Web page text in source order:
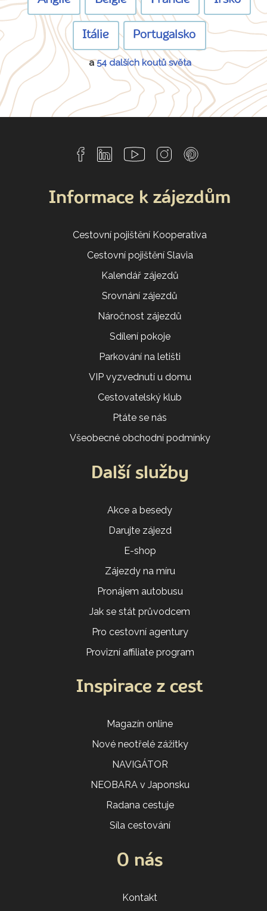
Itálie Portugalsko
a54 dalších koutů světa
Informace k zájezdům
Cestovní pojištění Kooperativa
Cestovní pojištění Slavia
Kalendář zájezdů
Srovnání zájezdů
Náročnost zájezdů
Sdílení pokoje
Parkování na letišti
VIP vyzvednutí u domu
Cestovatelský klub
Ptáte se nás
Všeobecné obchodní podmínky
Další služby
Akce a besedy
Darujte zájezd
E-shop
Zájezdy na míru
Pronájem autobusu
Jak se stát průvodcem
Pro cestovní agentury
Provizní affiliate program
Inspirace z cest
Magazín online
Nové neotřelé zážitky
NAVIGÁTOR
NEOBARA v Japonsku
Radana cestuje
Síla cestování
O nás
Kontakt